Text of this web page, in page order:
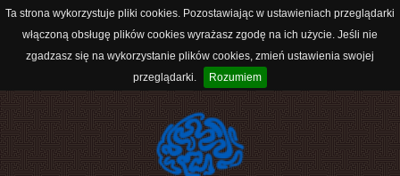
Ta strona wykorzystuje pliki cookies. Pozostawiając w ustawieniach przeglądarki
włączoną obsługę plików cookies wyrażasz zgodę na ich użycie. Jeśli nie
zgadzasz się na wykorzystanie plików cookies, zmień ustawienia swojej
przeglądarki.
Rozumiem